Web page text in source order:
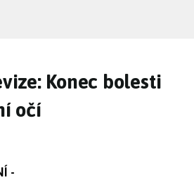
Konec bolesti
očí
-